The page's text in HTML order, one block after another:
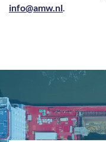
info@amw.nl.